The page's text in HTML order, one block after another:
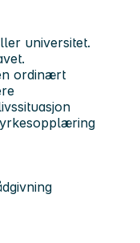
universitet.
ordinært
yrkesopplæring